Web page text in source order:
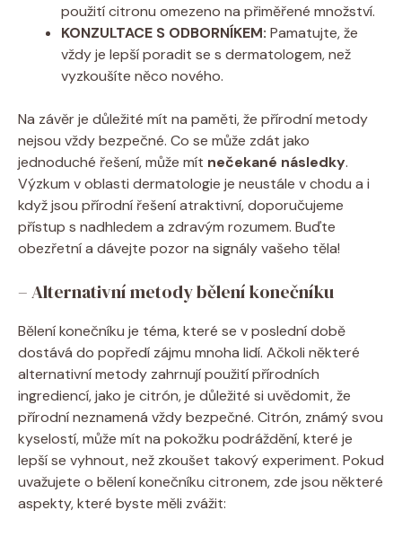
použití citronu omezeno na přiměřené množství.
KONZULTACE S ODBORNÍKEM: Pamatujte, že
vždy je lepší poradit se s dermatologem, než
vyzkoušíte něco nového.
Na závěr je důležité mít na paměti, že přírodní metody
nejsou vždy bezpečné. Co se může zdát jako
jednoduché řešení, může mít nečekané následky.
Výzkum v oblasti dermatologie je neustále v chodu a i
když jsou přírodní řešení atraktivní, doporučujeme
přístup s nadhledem a zdravým rozumem. Buďte
obezřetní a dávejte pozor na signály vašeho těla!
– Alternativní metody bělení konečníku
Bělení konečníku je téma, které se v poslední době
dostává do popředí zájmu mnoha lidí. Ačkoli některé
alternativní metody zahrnují použití přírodních
ingrediencí, jako je citrón, je důležité si uvědomit, že
přírodní neznamená vždy bezpečné. Citrón, známý svou
kyselostí, může mít na pokožku podráždění, které je
lepší se vyhnout, než zkoušet takový experiment. Pokud
uvažujete o bělení konečníku citronem, zde jsou některé
aspekty, které byste měli zvážit: